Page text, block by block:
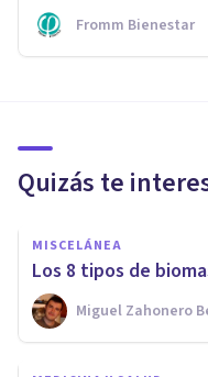
Fromm Bienestar
Quizás te
MISCELÁNEA
Los 8 tipos de
Miguel Zahonero